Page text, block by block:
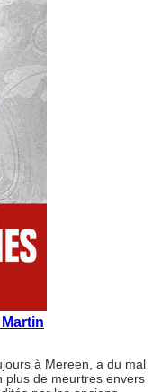
à Mereen, a du mal
plus de meurtres envers